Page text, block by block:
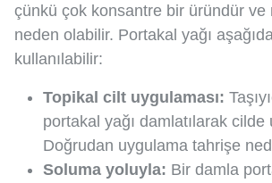
çünkü çok konsantre bir üründür ve
neden olabilir. Portakal yağı
kullanılabilir:
Topikal cilt uygulaması:
portakal yağı damlatılarak cilde
Doğrudan uygulama tahrişe
Soluma yoluyla: Bir damla